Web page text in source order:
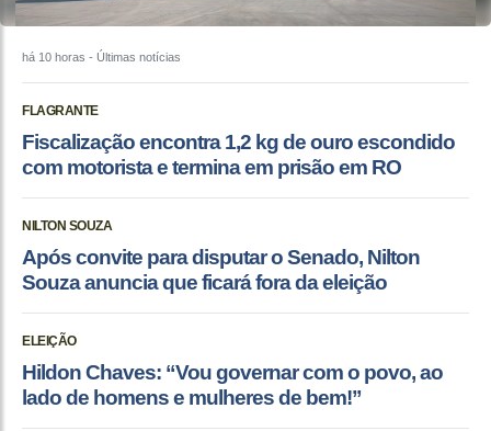
há 10 horas - Últimas notícias
FLAGRANTE
Fiscalização encontra 1,2 kg de ouro escondido
com motorista e termina em prisão em RO
NILTON SOUZA
Após convite para disputar o Senado, Nilton
Souza anuncia que ficará fora da eleição
ELEIÇÃO
Hildon Chaves: “Vou governar com o povo, ao
lado de homens e mulheres de bem!”